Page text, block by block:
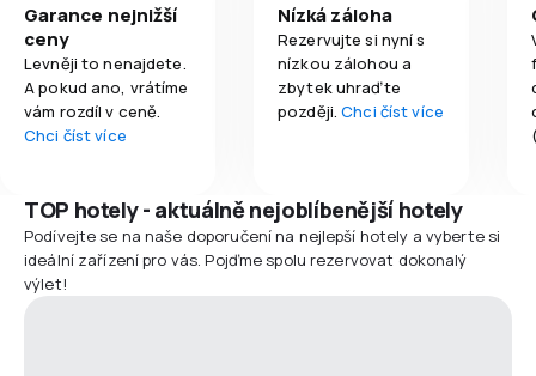
Garance nejnižší
ceny
Levněji to nenajdete.
A pokud ano, vrátíme
vám rozdíl v ceně.
Chci číst více
Nízká záloha
Rezervujte si nyní s
nízkou zálohou a
zbytek uhraďte
později.Chci číst více
TOP hotely - aktuálně nejoblíbenější hotely
Podívejte se na naše doporučení na nejlepší hotely a vyberte si
ideální zařízení pro vás. Pojďme spolu rezervovat dokonalý
výlet!